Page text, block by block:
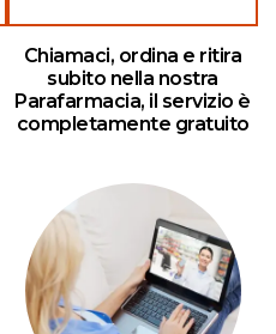
Chiamaci, ordina e ritira
subito nella nostra
Parafarmacia, il servizio è
completamente gratuito